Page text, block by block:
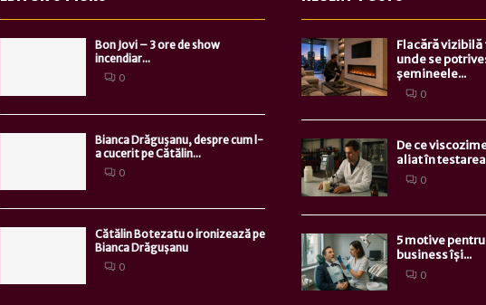
Bon Jovi – 3 ore de show
incendiar...
0
Bianca Drăguşanu, despre cum l-
a cucerit pe Cătălin...
0
Cătălin Botezatu o ironizează pe
Bianca Drăgușanu
0
Flacără
unde se
șemineele...
0
De ce
aliat în
0
5 motive
business își...
0